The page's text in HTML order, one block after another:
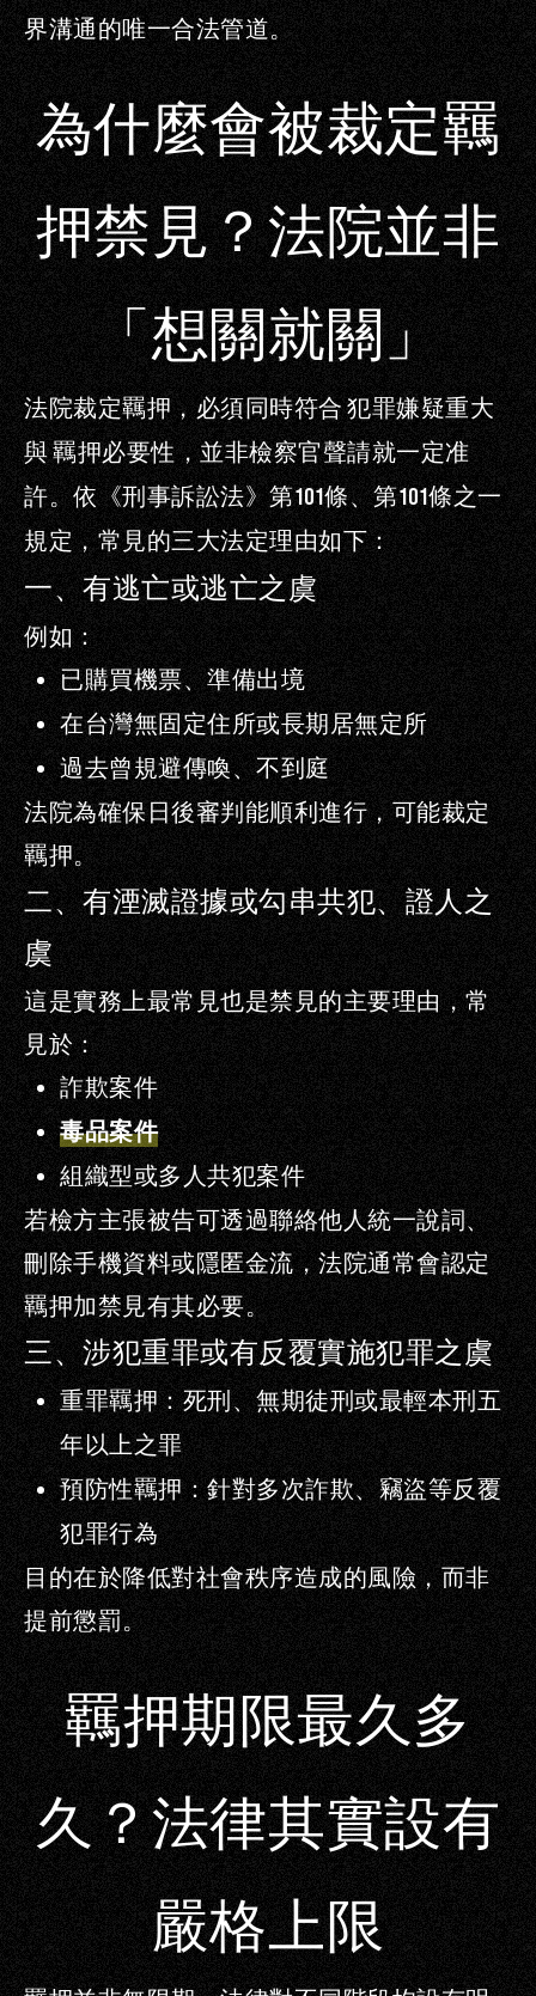
界溝通的唯一合法管道。
為什麼會被裁定羈
押禁見？法院並非
「想關就關」
法院裁定羈押，必須同時符合 犯罪嫌疑重大
與羈押必要性 ，並非檢察官聲請就一定准
許。依《刑事訴訟法》第101條、第101條之一
規定，常見的三大法定理由如下：
一、有逃亡或逃亡之虞
例如：
已購買機票、準備出境
在台灣無固定住所或長期居無定所
過去曾規避傳喚、不到庭
法院為確保日後審判能順利進行，可能裁定
羈押。
二、有湮滅證據或勾串共犯、證人之
虞
這是實務上最常見也是禁見的主要理由，常
見於：
詐欺案件
毒品案件
組織型或多人共犯案件
若檢方主張被告可透過聯絡他人統一說詞、
刪除手機資料或隱匿金流，法院通常會認定
羈押加禁見有其必要。
三、涉犯重罪或有反覆實施犯罪之虞
重罪羈押：死刑、無期徒刑或最輕本刑五
年以上之罪
預防性羈押：針對多次詐欺、竊盜等反覆
犯罪行為
目的在於降低對社會秩序造成的風險，而非
提前懲罰。
羈押期限最久多
久？法律其實設有
嚴格上限